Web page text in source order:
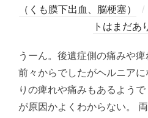
（くも膜下出血、脳梗塞）
トはまだあ
うーん。後遺症側の痛みや
前々からでしたがヘルニア
りの痺れや痛みもあるよう
が原因かよくわからない。